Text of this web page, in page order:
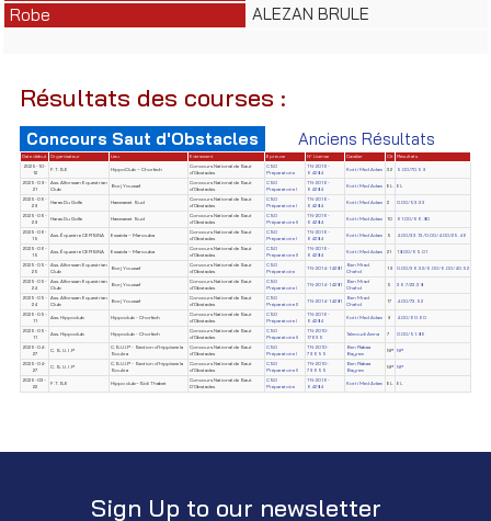
Robe
ALEZAN BRULE
Résultats des courses :
Concours Saut d'Obstacles Anciens Résultats
Date début Organisateur Lieu Evènement Epreuve N° License Cavalier Clt
Résultats
2025-10-
12
F.T.S.E HippoClub – Chorfech
Concours National de Saut
d'Obstacles
CSO
Préparatoire
TN-2016-
64284
Kotti Med Adam 32 5.00/70.59
2025-09-
21
Ass. Alforssan Equestrian
Club
Borj Youssef
Concours National de Saut
d'Obstacles
CSO
Préparatoire I
TN-2016-
64284
Kotti Med Adam EL EL
2025-06-
29
Haras Du Golfe Hammamet Sud
Concours National de Saut
d'Obstacles
CSO
Préparatoire I
TN-2016-
64284
Kotti Med Adam 2 0.00/53.33
2025-06-
29
Haras Du Golfe Hammamet Sud
Concours National de Saut
d'Obstacles
CSO
Préparatoire II
TN-2016-
64284
Kotti Med Adam 10 61.00/66.80
2025-06-
15
Ass. Équestre CERSINA Essaida – Manouba
Concours National de Saut
d'Obstacles
CSO
Préparatoire I
TN-2016-
64284
Kotti Med Adam 5 4.00/33.13/0.00/4.00/25.46
2025-06-
15
Ass. Équestre CERSINA Essaida – Manouba
Concours National de Saut
d'Obstacles
CSO
Préparatoire II
TN-2016-
64284
Kotti Med Adam 21 18.00/65.01
2025-05-
25
Ass. Alforssan Equestrian
Club
Borj Youssef
Concours National de Saut
d'Obstacles
CSO
Préparatoire
TN-2014-14281
Ben Mrad
Chahd
19 0.00/36.32/6.00/6.00/40.52
2025-05-
24
Ass. Alforssan Equestrian
Club
Borj Youssef
Concours National de Saut
d'Obstacles
CSO
Préparatoire I
TN-2014-14281
Ben Mrad
Chahd
5 36.7/23.38
2025-05-
24
Ass. Alforssan Equestrian
Club
Borj Youssef
Concours National de Saut
d'Obstacles
CSO
Préparatoire II
TN-2014-14281
Ben Mrad
Chahd
17 4.00/73.52
2025-05-
11
Ass. Hippoclub Hippoclub - Chorfech
Concours National de Saut
d'Obstacles
CSO
Préparatoire I
TN-2016-
64284
Kotti Med Adam 9 4.00/60.60
2025-05-
11
Ass. Hippoclub Hippoclub - Chorfech
Concours National de Saut
d'Obstacles
CSO
Préparatoire II
TN-2010-
17635
Talmoudi Amna 7 0.00/51.86
2025-04-
27
C. S. U. I .P
C.S.U.I.P - Section d'hippisme la
Soukra
Concours National de Saut
d'Obstacles
CSO
Préparatoire I
TN-2010-
79655
Ben Rabaa
Bayrem
NP NP
2025-04-
27
C. S. U. I .P
C.S.U.I.P - Section d'hippisme la
Soukra
Concours National de Saut
d'Obstacles
CSO
Préparatoire II
TN-2010-
79655
Ben Rabaa
Bayrem
NP NP
2025-03-
22
F.T.S.E Hippo club–Sidi Thabet
Concours National de Saut
D'Obstacles
CSO
Préparatoire
TN-2016-
64284
Kotti Med Adam EL EL
Sign Up to our newsletter